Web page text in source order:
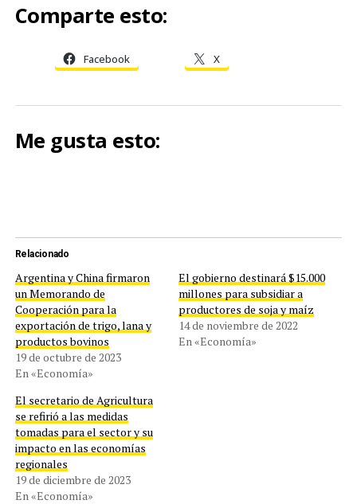
Comparte esto:
Facebook X
Me gusta esto:
Relacionado
Argentina y China firmaron
un Memorando de
Cooperación para la
exportación de trigo, lana y
productos bovinos
19 de octubre de 2023
En «Economía»
El gobierno destinará $15.000
millones para subsidiar a
productores de soja y maíz
14 de noviembre de 2022
En «Economía»
El secretario de Agricultura
se refirió a las medidas
tomadas para el sector y su
impacto en las economías
regionales
19 de diciembre de 2023
En «Economía»